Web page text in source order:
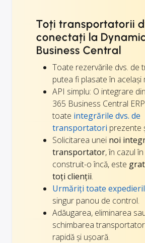
Toți transportatorii
conectați la
Business Central
Toate rezervările dvs. de
putea fi plasate în același
API simplu: O integrare
365 Business Central
toate integrările dvs. de
transportatori prezente
Solicitarea unei noi
transportator, în cazul
construit-o încă, este
toți clienții.
Urmăriți toate
singur panou de control.
Adăugarea, eliminarea
schimbarea
rapidă și ușoară.